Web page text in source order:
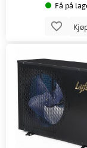
Få på